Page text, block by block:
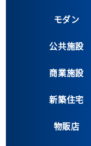
モダン
公共施設
商業施設
新築住宅
物販店